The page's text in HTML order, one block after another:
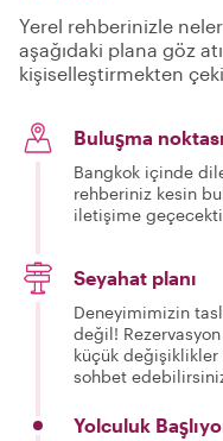
Yerel rehberinizle
aşağıdaki plana göz
kişiselleştirmekten
Buluşma noktası
Bangkok içinde
rehberiniz kesin
iletişime
Seyahat planı
Deneyimimizin
değil!
küçük
sohbet
Yolculuk